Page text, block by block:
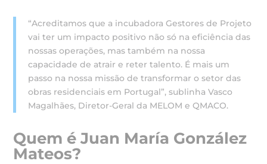
“Acreditamos que a incubadora Gestores de Projeto
vai ter um impacto positivo não só na eficiência das
nossas operações, mas também na nossa
capacidade de atrair e reter talento. É mais um
passo na nossa missão de transformar o setor das
obras residenciais em Portugal”, sublinha Vasco
Magalhães, Diretor-Geral da MELOM e QMACO.
Quem é Juan María González
Mateos?